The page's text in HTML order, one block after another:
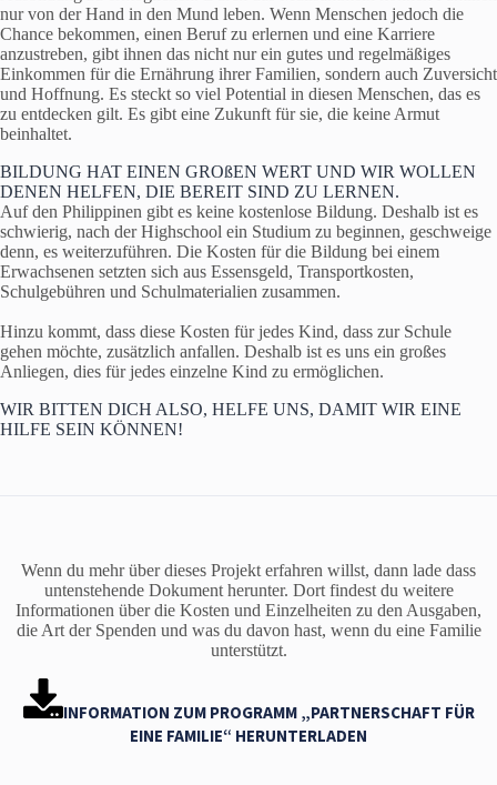
nur von der Hand in den Mund leben. Wenn Menschen jedoch die
Chance bekommen, einen Beruf zu erlernen und eine Karriere
anzustreben, gibt ihnen das nicht nur ein gutes und regelmäßiges
Einkommen für die Ernährung ihrer Familien, sondern auch Zuversicht
und Hoffnung. Es steckt so viel Potential in diesen Menschen, das es
zu entdecken gilt. Es gibt eine Zukunft für sie, die keine Armut
beinhaltet.
BILDUNG HAT EINEN GROßEN WERT UND WIR WOLLEN
DENEN HELFEN, DIE BEREIT SIND ZU LERNEN.
Auf den Philippinen gibt es keine kostenlose Bildung. Deshalb ist es
schwierig, nach der Highschool ein Studium zu beginnen, geschweige
denn, es weiterzuführen. Die Kosten für die Bildung bei einem
Erwachsenen setzten sich aus Essensgeld, Transportkosten,
Schulgebühren und Schulmaterialien zusammen.
Hinzu kommt, dass diese Kosten für jedes Kind, dass zur Schule
gehen möchte, zusätzlich anfallen. Deshalb ist es uns ein großes
Anliegen, dies für jedes einzelne Kind zu ermöglichen.
WIR BITTEN DICH ALSO, HELFE UNS, DAMIT WIR EINE
HILFE SEIN KÖNNEN!
Wenn du mehr über dieses Projekt erfahren willst, dann lade dass
untenstehende Dokument herunter. Dort findest du weitere
Informationen über die Kosten und Einzelheiten zu den Ausgaben,
die Art der Spenden und was du davon hast, wenn du eine Familie
unterstützt.
INFORMATION ZUM PROGRAMM „PARTNERSCHAFT FÜR
EINE FAMILIE“ HERUNTERLADEN